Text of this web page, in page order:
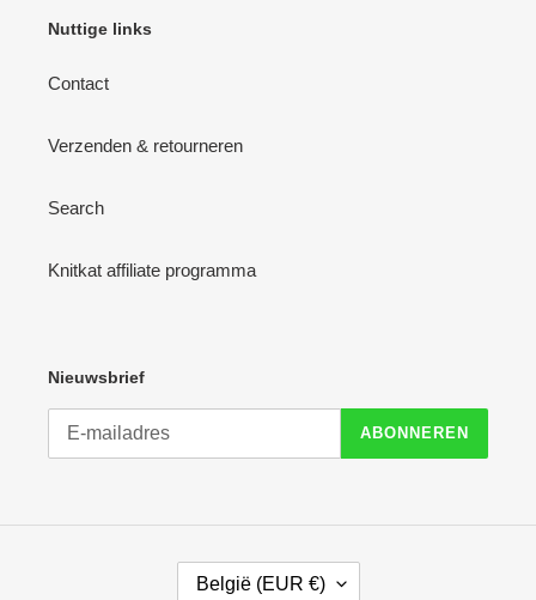
Nuttige links
Contact
Verzenden & retourneren
Search
Knitkat affiliate programma
Nieuwsbrief
ABONNEREN
België (EUR €)